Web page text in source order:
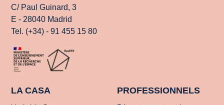
C/ Paul Guinard, 3
E - 28040 Madrid
Tel. (+34) - 91 455 15 80
LA CASA PROFESSIONNELS